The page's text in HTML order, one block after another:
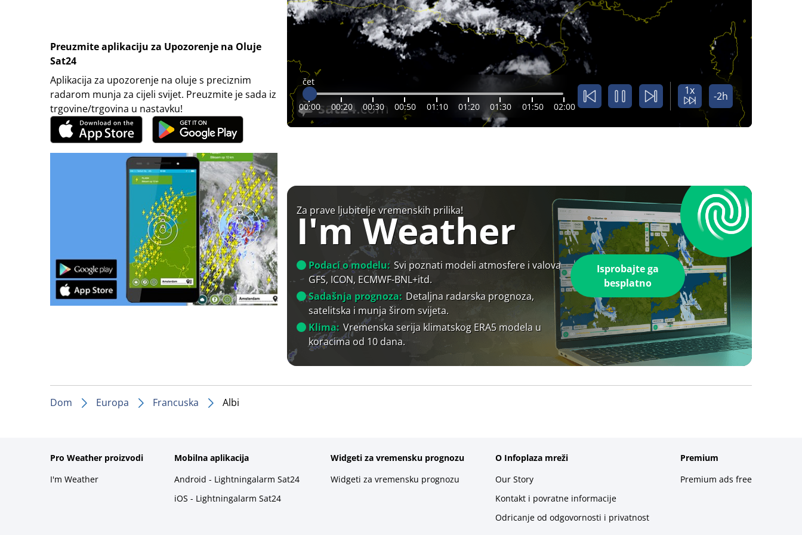
Preuzmite aplikaciju za Upozorenje na Oluje
Sat24
Aplikacija za upozorenje na oluje s preciznim
radarom munja za cijeli svijet. Preuzmite je sada iz
trgovine/trgovina u nastavku!
čet
00:00 00:20 00:30 00:50 01:10 01:20 01:30 01:50 02:00
1x -2h
Za prave ljubitelje vremenskih prilika!
I'm Weather
Podaci o modelu: Svi poznati modeli atmosfere i valova
GFS, ICON, ECMWF-BNL+itd.
Sadašnja prognoza: Detaljna radarska prognoza,
satelitska i munja širom svijeta.
Klima: Vremenska serija klimatskog ERA5 modela u
koracima od 10 dana.
Isprobajte ga
besplatno
Dom Europa Francuska Albi
Pro Weather proizvodi
I'm Weather
Mobilna aplikacija
Android - Lightningalarm Sat24
iOS - Lightningalarm Sat24
Widgeti za vremensku prognozu
Widgeti za vremensku prognozu
O Infoplaza mreži
Our Story
Kontakt i povratne informacije
Odricanje od odgovornosti i privatnost
Premium
Premium ads free